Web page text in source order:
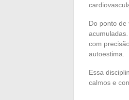
Do ponto de
com
autoestima.
Essa
calmos e